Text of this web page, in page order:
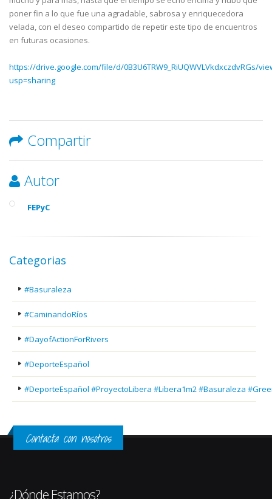
poner fin a lo que fue una agradable, sabrosa y enriquecedora
velada, con el deseo compartido de repetir este tipo de encuentros
en futuras ocasiones.
https://drive.google.com/file/d/0B3U6TRW9_RiUQWVLVkdxczdvRGs/
usp=sharing
Compartir
Autor
FEPyC
Categorias
#Basuraleza
#CaminandoRíos
#DayofActionForRivers
#DeporteEspañol
#DeporteEspañol #ProyectoLibera #Libera1m2 #Basuraleza
Contacta con nosotros
¿Dónde Estamos?